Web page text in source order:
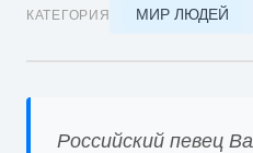
КАТЕГОРИЯ МИР ЛЮДЕЙ
Российский певец